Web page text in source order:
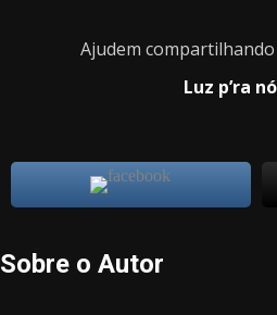
Ajudem
Luz p’ra
Sobre o Autor